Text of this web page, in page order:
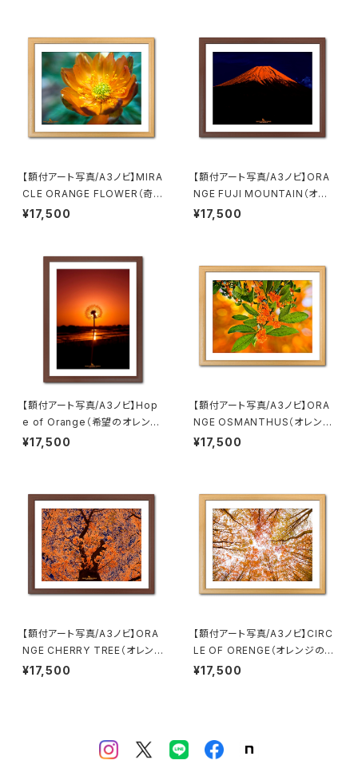
【額付アート写真/A3ノビ】MIRA
CLE ORANGE FLOWER（奇跡
のオレンジの花）
¥17,500
【額付アート写真/A3ノビ】ORA
NGE FUJI MOUNTAIN（オレ
ンジ富士山）
¥17,500
【額付アート写真/A3ノビ】Hop
e of Orange（希望のオレン
ジ）
¥17,500
【額付アート写真/A3ノビ】ORA
NGE OSMANTHUS（オレンジ
金木犀）
¥17,500
【額付アート写真/A3ノビ】ORA
NGE CHERRY TREE（オレンジ
の桜）
¥17,500
【額付アート写真/A3ノビ】CIRC
LE OF ORENGE（オレンジの円
陣）
¥17,500